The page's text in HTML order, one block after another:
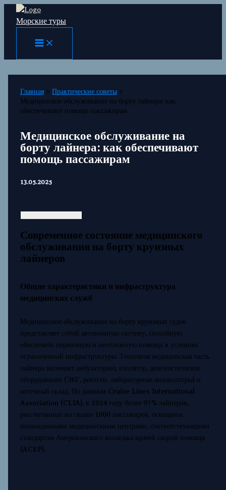
Перейти
Морские туры
Главная
Практические советы
Медицинское обслуживание на борту лайнера: как
обеспечивают помощь пассажирам
Медицинское обслуживание на
борту лайнера: как обеспечивают
помощь пассажирам
13.05.2025
Современное состояние медицинского
обслуживания на борту круизных
лайнеров
Общие характеристики и инфраструктура
медицинских служб
Медицинское обслуживание на борту круизных судов
представляет собой автономную систему, способную
обеспечить первичную и неотложную помощь в условиях
ограниченной инфраструктуры. Типичная медицинская часть
лайнера включает амбулаторию, изолятор, диагностическое
оборудование (ЭКГ, рентген, лабораторные анализаторы) и
аптечный склад. По данным Cruise Lines International
Association (CLIA), к 2024 году более 97% лайнеров,
рассчитанных на свыше 1000 пассажиров, оснащены
полноценными медицинскими центрами, соответствующими
стандартам Американского колледжа врачей скорой помощи
(ACEP).